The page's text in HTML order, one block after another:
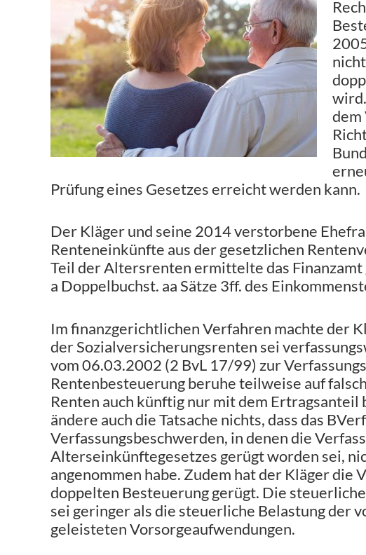
dem
Prüfung eines Gesetzes erreicht werden kann.
Der Kläger und seine 2014 verstorbene
Renteneinkünfte aus der gesetzlichen
Teil der Altersrenten ermittelte das Finanzamt
a Doppelbuchst. aa Sätze 3ff. des
Im finanzgerichtlichen Verfahren machte der
der Sozialversicherungsrenten sei
vom 06.03.2002 (2 BvL 17/99) zur
Rentenbesteuerung beruhe teilweise auf
Renten auch künftig nur mit dem
ändere auch die Tatsache nichts, dass das
Verfassungsbeschwerden, in denen die
Alterseinkünftegesetzes gerügt worden sei,
angenommen habe. Zudem hat der Kläger die
doppelten Besteuerung gerügt. Die
sei geringer als die steuerliche Belastung der
geleisteten Vorsorgeaufwendungen.